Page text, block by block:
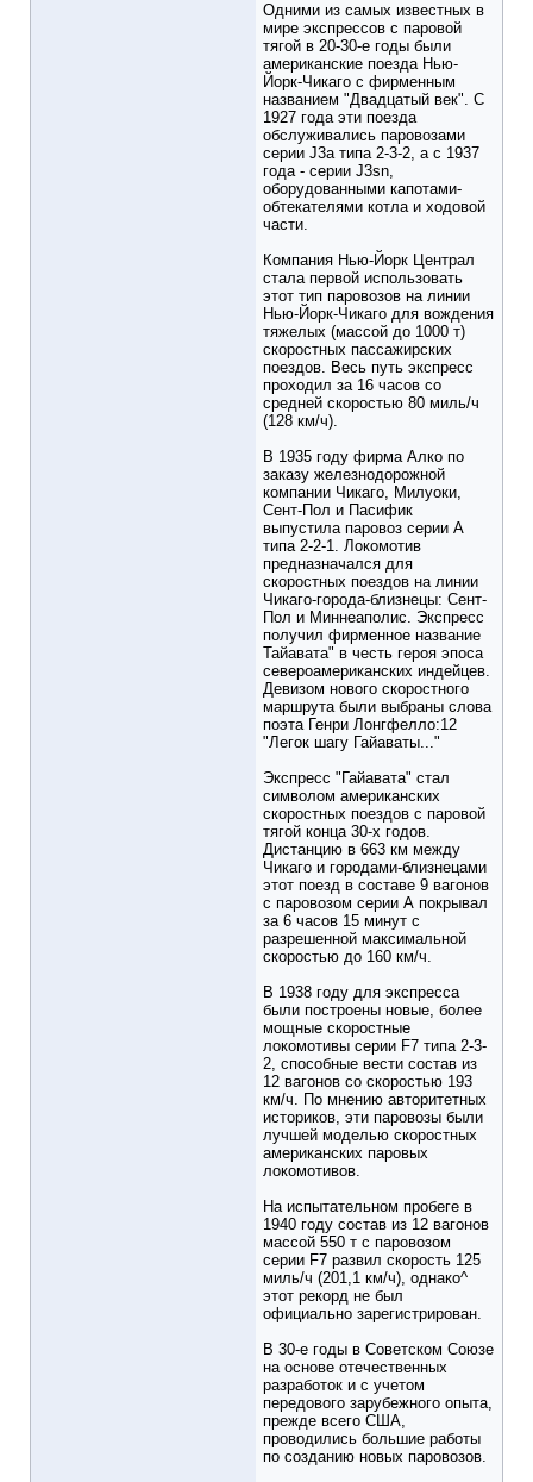
Одними из самых известных в
мире экспрессов с паровой
тягой в 20-30-е годы были
американские поезда Нью-
Йорк-Чикаго с фирменным
названием "Двадцатый век". С
1927 года эти поезда
обслуживались паровозами
серии J3a типа 2-3-2, а с 1937
года - серии J3sn,
оборудованными капотами-
обтекателями котла и ходовой
части.
Компания Нью-Йорк Централ
стала первой использовать
этот тип паровозов на линии
Нью-Йорк-Чикаго для вождения
тяжелых (массой до 1000 т)
скоростных пассажирских
поездов. Весь путь экспресс
проходил за 16 часов со
средней скоростью 80 миль/ч
(128 км/ч).
В 1935 году фирма Алко по
заказу железнодорожной
компании Чикаго, Милуоки,
Сент-Пол и Пасифик
выпустила паровоз серии А
типа 2-2-1. Локомотив
предназначался для
скоростных поездов на линии
Чикаго-города-близнецы: Сент-
Пол и Миннеаполис. Экспресс
получил фирменное название
Тайавата" в честь героя эпоса
североамериканских индейцев.
Девизом нового скоростного
маршрута были выбраны слова
поэта Генри Лонгфелло:12
"Легок шагу Гайаваты..."
Экспресс "Гайавата" стал
символом американских
скоростных поездов с паровой
тягой конца 30-х годов.
Дистанцию в 663 км между
Чикаго и городами-близнецами
этот поезд в составе 9 вагонов
с паровозом серии А покрывал
за 6 часов 15 минут с
разрешенной максимальной
скоростью до 160 км/ч.
В 1938 году для экспресса
были построены новые, более
мощные скоростные
локомотивы серии F7 типа 2-3-
2, способные вести состав из
12 вагонов со скоростью 193
км/ч. По мнению авторитетных
историков, эти паровозы были
лучшей моделью скоростных
американских паровых
локомотивов.
На испытательном пробеге в
1940 году состав из 12 вагонов
массой 550 т с паровозом
серии F7 развил скорость 125
миль/ч (201,1 км/ч), однако^
этот рекорд не был
официально зарегистрирован.
В 30-е годы в Советском Союзе
на основе отечественных
разработок и с учетом
передового зарубежного опыта,
прежде всего США,
проводились большие работы
по созданию новых паровозов.